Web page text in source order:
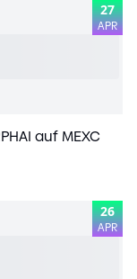
27
APR
auf MEXC
26
APR